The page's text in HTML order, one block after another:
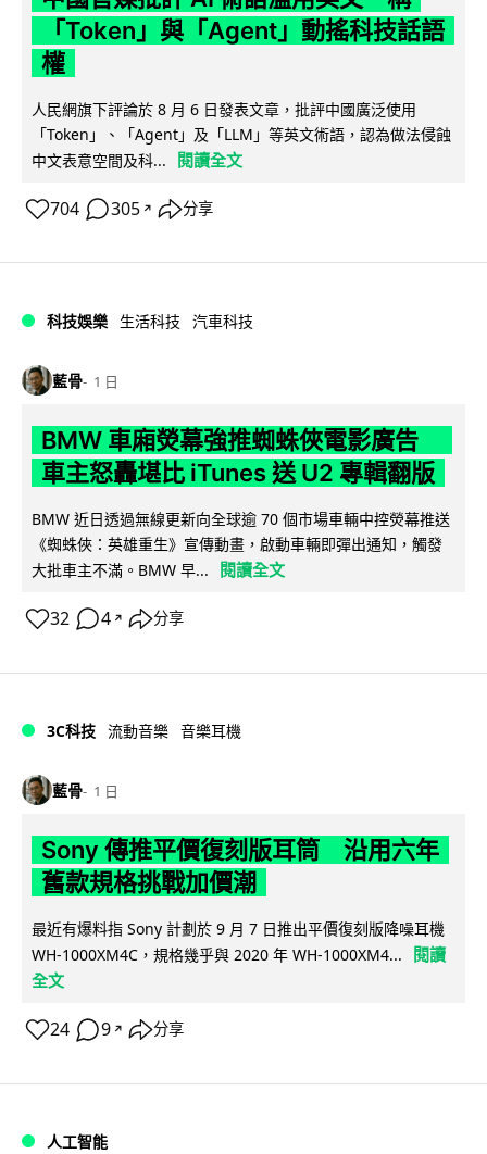
「Token」與「Agent」動搖科技話語
權
人民網旗下評論於 8 月 6 日發表文章，批評中國廣泛使用
「Token」、「Agent」及「LLM」等英文術語，認為做法侵蝕
中文表意空間及科...
閱讀全文
704 305 ↗ 分享
科技娛樂 生活科技 汽車科技
藍骨 1 日
BMW 車廂熒幕強推蜘蛛俠電影廣告
車主怒轟堪比 iTunes 送 U2 專輯翻版
BMW 近日透過無線更新向全球逾 70 個市場車輛中控熒幕推送
《蜘蛛俠：英雄重生》宣傳動畫，啟動車輛即彈出通知，觸發
大批車主不滿。BMW 早...
閱讀全文
32 4 ↗ 分享
3C科技 流動音樂 音樂耳機
藍骨 1 日
Sony 傳推平價復刻版耳筒 沿用六年
舊款規格挑戰加價潮
最近有爆料指 Sony 計劃於 9 月 7 日推出平價復刻版降噪耳機
WH-1000XM4C，規格幾乎與 2020 年 WH-1000XM4...
閱讀
全文
24 9 ↗ 分享
人工智能